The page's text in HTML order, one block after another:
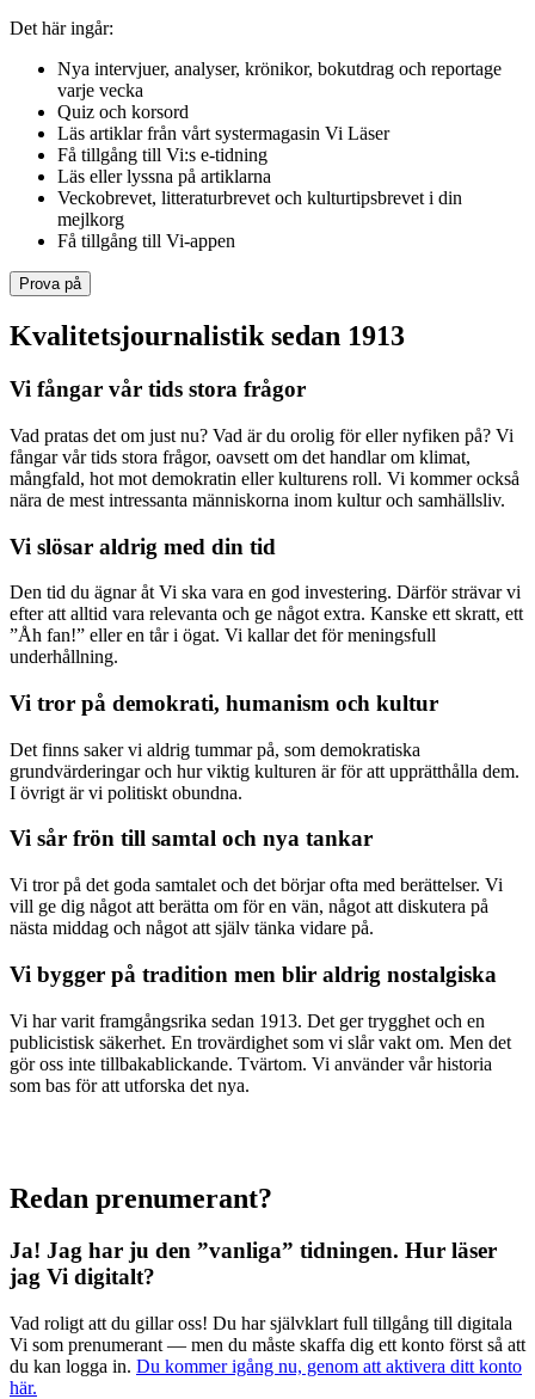
Det här ingår:
Nya intervjuer, analyser, krönikor, bokutdrag och reportage
varje vecka
Quiz och korsord
Läs artiklar från vårt systermagasin Vi Läser
Få tillgång till Vi:s e-tidning
Läs eller lyssna på artiklarna
Veckobrevet, litteraturbrevet och kulturtipsbrevet i din
mejlkorg
Få tillgång till Vi-appen
Prova på
Kvalitetsjournalistik sedan 1913
Vi fångar vår tids stora frågor
Vad pratas det om just nu? Vad är du orolig för eller nyfiken på? Vi
fångar vår tids stora frågor, oavsett om det handlar om klimat,
mångfald, hot mot demokratin eller kulturens roll. Vi kommer också
nära de mest intressanta människorna inom kultur och samhällsliv.
Vi slösar aldrig med din tid
Den tid du ägnar åt Vi ska vara en god investering. Därför strävar vi
efter att alltid vara relevanta och ge något extra. Kanske ett skratt, ett
”Åh fan!” eller en tår i ögat. Vi kallar det för meningsfull
underhållning.
Vi tror på demokrati, humanism och kultur
Det finns saker vi aldrig tummar på, som demokratiska
grundvärderingar och hur viktig kulturen är för att upprätthålla dem.
I övrigt är vi politiskt obundna.
Vi sår frön till samtal och nya tankar
Vi tror på det goda samtalet och det börjar ofta med berättelser. Vi
vill ge dig något att berätta om för en vän, något att diskutera på
nästa middag och något att själv tänka vidare på.
Vi bygger på tradition men blir aldrig nostalgiska
Vi har varit framgångsrika sedan 1913. Det ger trygghet och en
publicistisk säkerhet. En trovärdighet som vi slår vakt om. Men det
gör oss inte tillbakablickande. Tvärtom. Vi använder vår historia
som bas för att utforska det nya.
Redan prenumerant?
Ja! Jag har ju den ”vanliga” tidningen. Hur läser
jag Vi digitalt?
Vad roligt att du gillar oss! Du har självklart full tillgång till digitala
Vi som prenumerant — men du måste skaffa dig ett konto först så att
du kan logga in. Du kommer igång nu, genom att aktivera ditt konto
här.